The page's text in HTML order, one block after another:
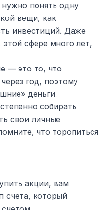
понять одну
вещи, как
инвестиций. Даже
сфере много лет,
— это то, что
год, поэтому
деньги.
собирать
свои личные
что торопиться
акции, вам
счета, который